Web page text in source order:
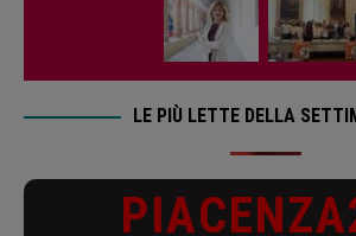
LE PIÙ LETTE DELLA